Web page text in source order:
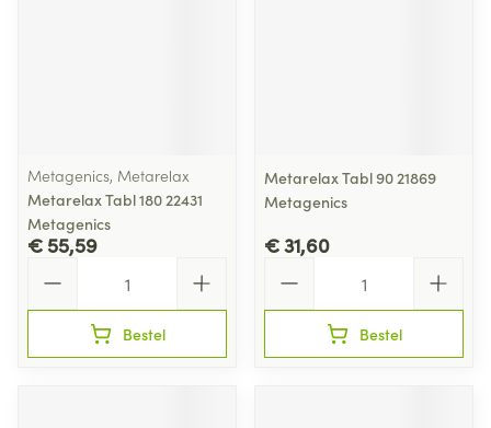
Metagenics, Metarelax
Metarelax Tabl 180 22431
Metagenics
€ 55,59
Bestel
Metarelax Tabl 90 21869
Metagenics
€ 31,60
Bestel